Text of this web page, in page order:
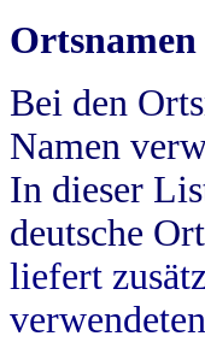
Ortsnamen
Bei den
Namen
In dieser
deutsche
liefert